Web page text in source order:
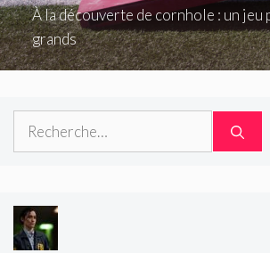
À la découverte de cornhole : un
grands
Rechercher :